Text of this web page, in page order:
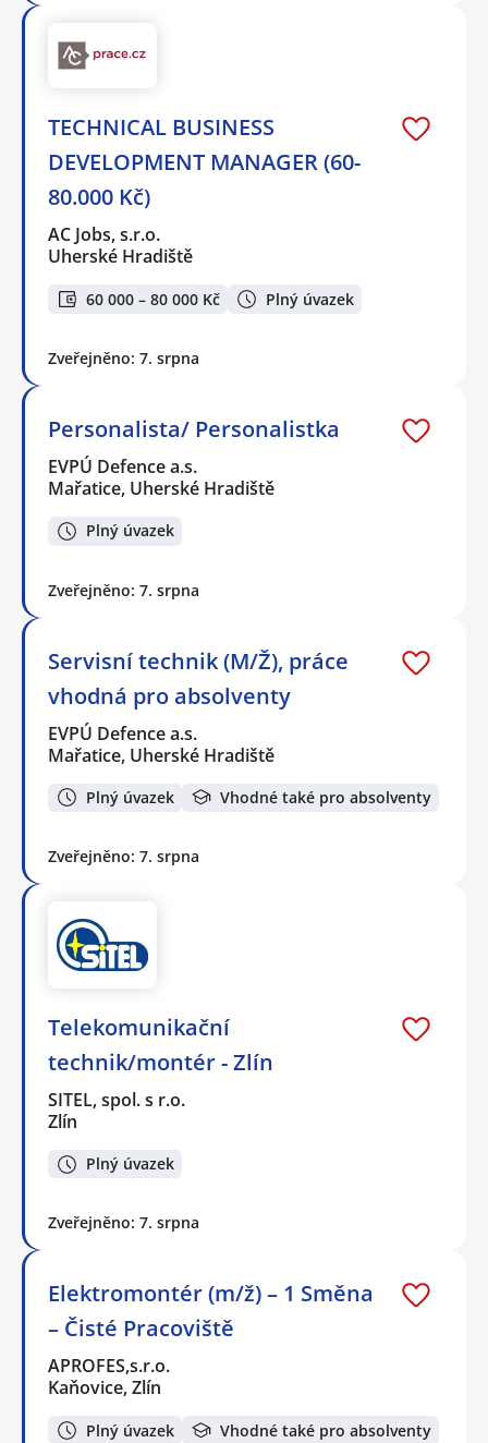
TECHNICAL BUSINESS
DEVELOPMENT MANAGER (60-
80.000 Kč)
AC Jobs, s.r.o.
Uherské Hradiště
60 000 – 80 000 Kč Plný úvazek
Zveřejněno: 7. srpna
Personalista/ Personalistka
EVPÚ Defence a.s.
Mařatice, Uherské Hradiště
Plný úvazek
Zveřejněno: 7. srpna
Servisní technik (M/Ž), práce
vhodná pro absolventy
EVPÚ Defence a.s.
Mařatice, Uherské Hradiště
Plný úvazek Vhodné také pro absolventy
Zveřejněno: 7. srpna
Telekomunikační
technik/montér - Zlín
SITEL, spol. s r.o.
Zlín
Plný úvazek
Zveřejněno: 7. srpna
Elektromontér (m/ž) – 1 Směna
– Čisté Pracoviště
APROFES,s.r.o.
Kaňovice, Zlín
Plný úvazek Vhodné také pro absolventy